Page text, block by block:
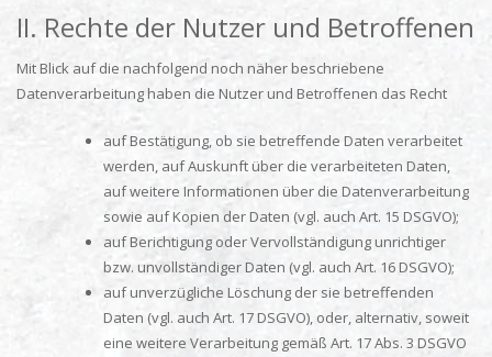
II. Rechte der Nutzer und Betroffenen
Mit Blick auf die nachfolgend noch näher beschriebene
Datenverarbeitung haben die Nutzer und Betroffenen das Recht
auf Bestätigung, ob sie betreffende Daten verarbeitet
werden, auf Auskunft über die verarbeiteten Daten,
auf weitere Informationen über die Datenverarbeitung
sowie auf Kopien der Daten (vgl. auch Art. 15 DSGVO);
auf Berichtigung oder Vervollständigung unrichtiger
bzw. unvollständiger Daten (vgl. auch Art. 16 DSGVO);
auf unverzügliche Löschung der sie betreffenden
Daten (vgl. auch Art. 17 DSGVO), oder, alternativ, soweit
eine weitere Verarbeitung gemäß Art. 17 Abs. 3 DSGVO